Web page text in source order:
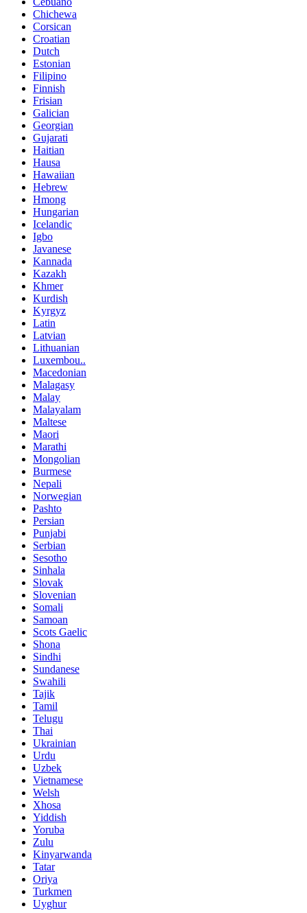
Chichewa
Corsican
Croatian
Dutch
Estonian
Filipino
Finnish
Frisian
Galician
Georgian
Gujarati
Haitian
Hausa
Hawaiian
Hebrew
Hmong
Hungarian
Icelandic
Igbo
Javanese
Kannada
Kazakh
Khmer
Kurdish
Kyrgyz
Latin
Latvian
Lithuanian
Luxembou..
Macedonian
Malagasy
Malay
Malayalam
Maltese
Maori
Marathi
Mongolian
Burmese
Nepali
Norwegian
Pashto
Persian
Punjabi
Serbian
Sesotho
Sinhala
Slovak
Slovenian
Somali
Samoan
Scots Gaelic
Shona
Sindhi
Sundanese
Swahili
Tajik
Tamil
Telugu
Thai
Ukrainian
Urdu
Uzbek
Vietnamese
Welsh
Xhosa
Yiddish
Yoruba
Zulu
Kinyarwanda
Tatar
Oriya
Turkmen
Uyghur